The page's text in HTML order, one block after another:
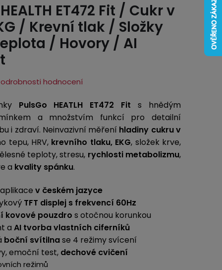
ET472 Fit / Cukr v
/ Krevní tlak / Složky
/ Hovory / AI
hodnocení
PulsGo HEATLH ET472 Fit s hnědým
a množstvím funkcí pro detailní
i zdraví. Neinvazivní měření hladiny cukru v
tepu, HRV, krevního tlaku, EKG, složek krve,
teploty, stresu, rychlosti metabolizmu,
a kvality spánku.
v českém jazyce
TFT displej s frekvencí 60Hz
kovové pouzdro s otočnou korunkou
a AI tvorba vlastních ciferníků
boční svítilnase 4 režimy svícení
emoční test, dechové cvičení
režimů